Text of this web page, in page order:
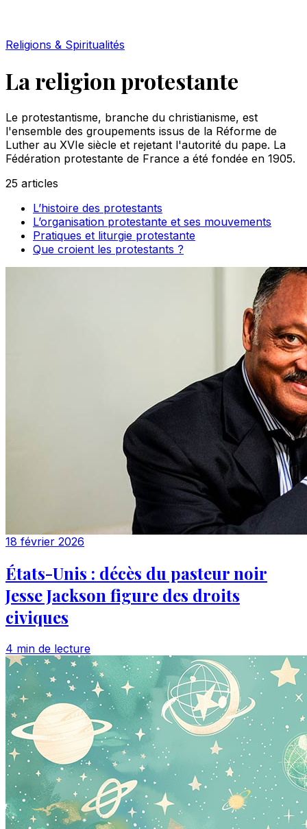
Religions & Spiritualités
La religion protestante
Le protestantisme, branche du christianisme, est
l'ensemble des groupements issus de la Réforme de
Luther au XVIe siècle et rejetant l'autorité du pape. La
Fédération protestante de France a été fondée en 1905.
25 articles
L’histoire des protestants
L’organisation protestante et ses mouvements
Pratiques et liturgie protestante
Que croient les protestants ?
18 février 2026
États-Unis : décès du pasteur noir
Jesse Jackson figure des droits
civiques
4 min de lecture